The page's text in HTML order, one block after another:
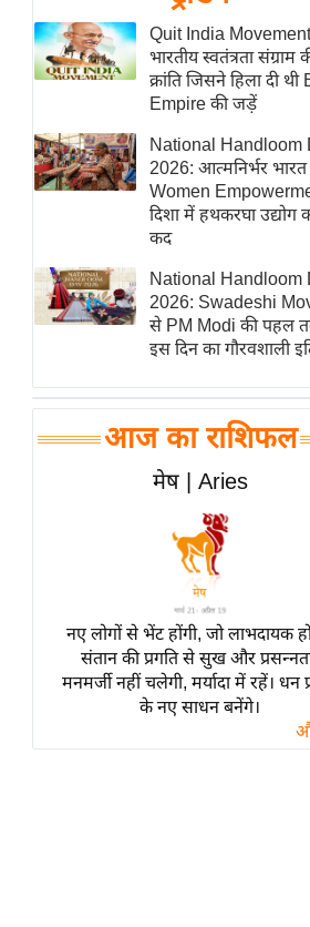
Hindi
Videos
क्रिकेट
IPL
2026
ई-पेपर
मिसाल बेमिसाल
शख्सियत
यंग इंडिया
साहित्य जगत
ऑटो वर्ल्ड
न्यूज ब्रीफ
बॉलीवुड
हॉलीवुड
फिल्म समीक्षा
लाइफस्टाइल
टेक्नॉलॉजी
ब्यूटी/फैशन
घरेलू नुस्खे
पर्यटन स्थल
फिटनेस मंत्रा
Quit India
भारतीय स्वतंत्रता संग्राम
क्रांति जिसने हिला दी
Empire की जड़ें
National Handloom
2026: आत्मनिर्भर
Women
दिशा में हथकरघा उद्योग
कद
National Handloom
2026: Swadeshi
से PM Modi की पहल
इस दिन का गौरवशाली
आज का राशिफल
मेष | Aries
नए लोगों से भेंट होंगी, जो लाभदायक
संतान की प्रगति से सुख और
मनमर्जी नहीं चलेगी, मर्यादा में रहें। धन
के नए साधन बनेंगे।